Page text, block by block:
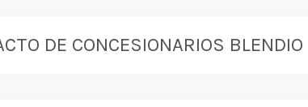
DE CONCESIONARIOS BLENDIO